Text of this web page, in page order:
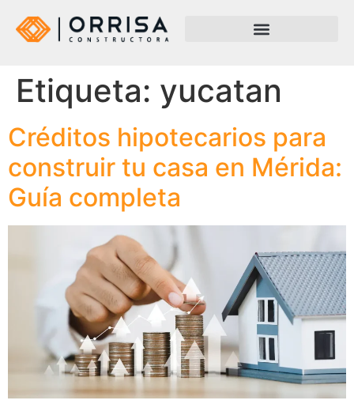
Etiqueta: yucatan
Créditos hipotecarios para
construir tu casa en Mérida:
Guía completa